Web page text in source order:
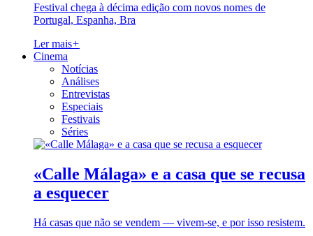
Festival chega à décima edição com novos nomes de
Portugal, Espanha, Bra
Ler mais+
Cinema
Notícias
Análises
Entrevistas
Especiais
Festivais
Séries
«Calle Málaga» e a casa que se recusa
a esquecer
Há casas que não se vendem — vivem-se, e por isso resistem.